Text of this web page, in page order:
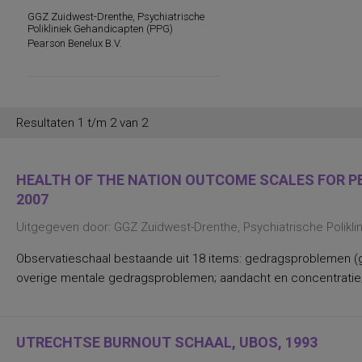
en karakter
persoonlijkheidseigenschappen en
vaardigheden
regelvaardigheid
betrokkenheid bij school
spannings- en vermijdingsaspecten van
interpersoonlijk gedrag
spanningsbehoefte
spelling van Nederlandse niet-
symptomen van gedragsstoornissen
ADHD, ODD en CD
Nederlands leesvaardigheid, Nederlands
woordenschat, Engels leesvaardigheid,
GGZ Zuidwest-Drenthe, Psychiatrische
Polikliniek Gehandicapten (PPG)
Pearson Benelux B.V.
Resultaten 1 t/m 2 van 2
HEALTH OF THE NATION OUTCOME SCALES FOR
2007
Uitgegeven door: GGZ Zuidwest-Drenthe, Psychiatrische
Observatieschaal bestaande uit 18 items:
overige mentale gedragsproblemen; aandacht en
UTRECHTSE BURNOUT SCHAAL, UBOS, 1993